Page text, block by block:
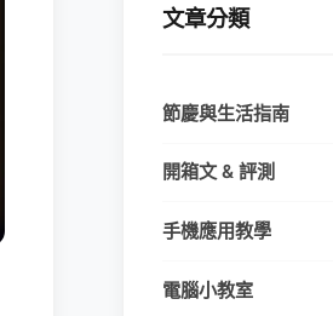
文章分類
節慶與生活指南
開箱文 & 評測
手機應用教學
電腦小教室